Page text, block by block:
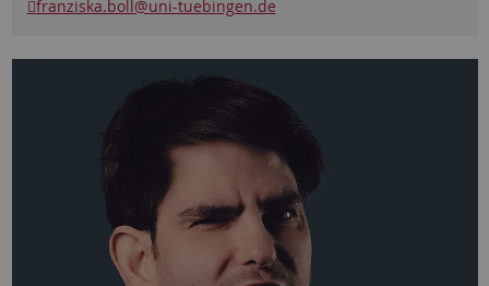
franziska.boll@uni-tuebingen.de